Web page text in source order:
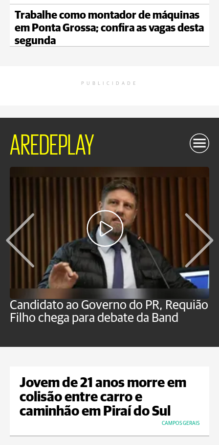
Trabalhe como montador de máquinas
em Ponta Grossa; confira as vagas desta
segunda
PUBLICIDADE
AREDEPLAY
Candidato ao Governo do PR, Requião
Filho chega para debate da Band
Jovem de 21 anos morre em
colisão entre carro e
caminhão em Piraí do Sul
CAMPOS GERAIS